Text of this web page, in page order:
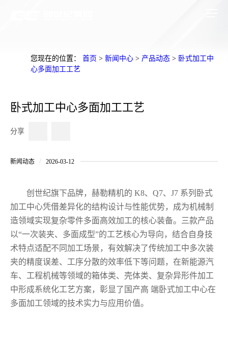
您现在的位置： 首页 > 新闻中心 > 产品动态 > 卧式加工中
心多面加工工艺
卧式加工中心多面加工工艺
分享
新闻动态 / 2026-03-12
创世纪旗下品牌，赫勒精机的 K8、Q7、J7 系列卧式
加工中心凭借差异化的结构设计与性能优势，成为机械制
造领域实现复杂零件多面高效加工的核心装备。三款产品
以“一次装夹、多面成型”的工艺核心为导向，结合自身技
术特点适配不同加工场景，有效解决了传统加工中多次装
夹的精度误差、工序分散的效率低下等问题，在新能源汽
车、工程机械等领域的箱体类、壳体类、复杂异形件加工
中形成系统化工艺方案，彰显了国产高 端卧式加工中心在
多面加工领域的技术实力与应用价值。